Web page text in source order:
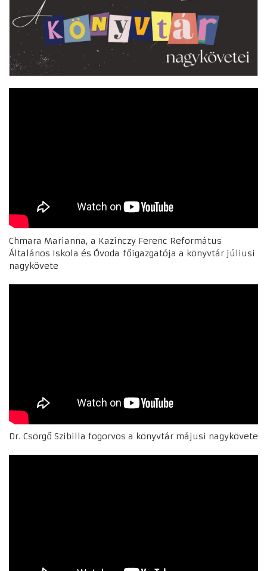
Chmara Marianna, a Kazinczy Ferenc Református
Általános Iskola és Óvoda főigazgatója a könyvtár júliusi
nagykövete
Dr. Csörgő Szibilla fogorvos a könyvtár májusi nagykövete